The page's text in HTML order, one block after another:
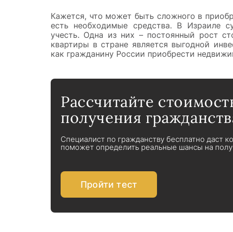
Кажется, что может быть сложного в
есть необходимые средства. В Израиле
учесть. Одна из них – постоянный рост
квартиры в стране является выгодной
как гражданину России приобрести
Рассчитайте
получения
Специалист по гражданству бесплатно даст
поможет определить реальные шансы на
Пройти тест